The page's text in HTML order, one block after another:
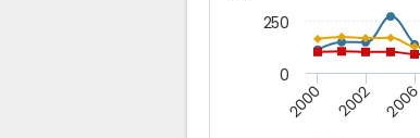
2000 2002 2006
0
250